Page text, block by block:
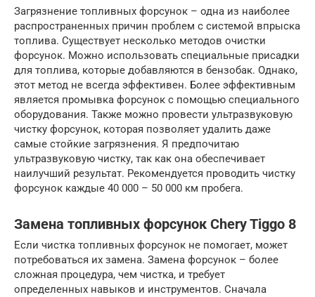
Загрязнение топливных форсунок – одна из наиболее
распространенных причин проблем с системой впрыска
топлива. Существует несколько методов очистки
форсунок. Можно использовать специальные присадки
для топлива, которые добавляются в бензобак. Однако,
этот метод не всегда эффективен. Более эффективным
является промывка форсунок с помощью специального
оборудования. Также можно провести ультразвуковую
чистку форсунок, которая позволяет удалить даже
самые стойкие загрязнения. Я предпочитаю
ультразвуковую чистку, так как она обеспечивает
наилучший результат. Рекомендуется проводить чистку
форсунок каждые 40 000 – 50 000 км пробега.
Замена топливных форсунок Chery Tiggo 8
Если чистка топливных форсунок не помогает, может
потребоваться их замена. Замена форсунок – более
сложная процедура, чем чистка, и требует
определенных навыков и инструментов. Сначала